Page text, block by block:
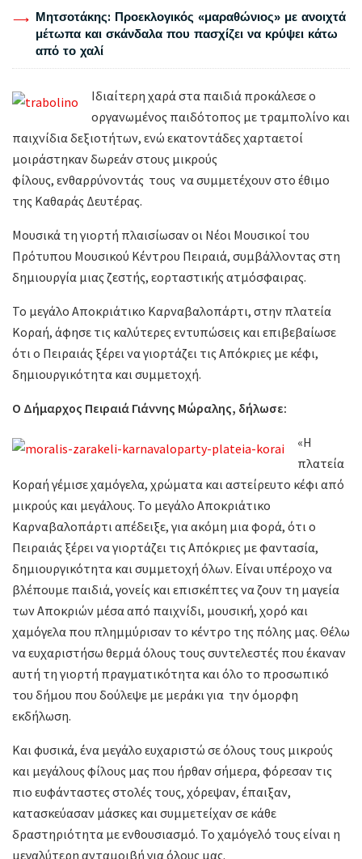
Μητσοτάκης: Προεκλογικός «μαραθώνιος» με ανοιχτά
μέτωπα και σκάνδαλα που πασχίζει να κρύψει κάτω
από το χαλί
Ιδιαίτερη χαρά στα παιδιά προκάλεσε ο
οργανωμένος παιδότοπος με τραμπολίνο και
παιχνίδια δεξιοτήτων, ενώ εκατοντάδες χαρταετοί
μοιράστηκαν δωρεάν στους μικρούς
φίλους, ενθαρρύνοντάς τους να συμμετέχουν στο έθιμο
της Καθαράς Δευτέρας.
Μουσικά τη γιορτή πλαισίωσαν οι Νέοι Μουσικοί του
Πρότυπου Μουσικού Κέντρου Πειραιά, συμβάλλοντας στη
δημιουργία μιας ζεστής, εορταστικής ατμόσφαιρας.
Το μεγάλο Αποκριάτικο Καρναβαλοπάρτι, στην πλατεία
Κοραή, άφησε τις καλύτερες εντυπώσεις και επιβεβαίωσε
ότι ο Πειραιάς ξέρει να γιορτάζει τις Απόκριες με κέφι,
δημιουργικότητα και συμμετοχή.
Ο Δήμαρχος Πειραιά Γιάννης Μώραλης, δήλωσε:
«Η
πλατεία
Κοραή γέμισε χαμόγελα, χρώματα και αστείρευτο κέφι από
μικρούς και μεγάλους. Το μεγάλο Αποκριάτικο
Καρναβαλοπάρτι απέδειξε, για ακόμη μια φορά, ότι ο
Πειραιάς ξέρει να γιορτάζει τις Απόκριες με φαντασία,
δημιουργικότητα και συμμετοχή όλων. Είναι υπέροχο να
βλέπουμε παιδιά, γονείς και επισκέπτες να ζουν τη μαγεία
των Αποκριών μέσα από παιχνίδι, μουσική, χορό και
χαμόγελα που πλημμύρισαν το κέντρο της πόλης μας. Θέλω
να ευχαριστήσω θερμά όλους τους συντελεστές που έκαναν
αυτή τη γιορτή πραγματικότητα και όλο το προσωπικό
του δήμου που δούλεψε με μεράκι για την όμορφη
εκδήλωση.
Και φυσικά, ένα μεγάλο ευχαριστώ σε όλους τους μικρούς
και μεγάλους φίλους μας που ήρθαν σήμερα, φόρεσαν τις
πιο ευφάνταστες στολές τους, χόρεψαν, έπαιξαν,
κατασκεύασαν μάσκες και συμμετείχαν σε κάθε
δραστηριότητα με ενθουσιασμό. Το χαμόγελό τους είναι η
μεγαλύτερη ανταμοιβή για όλους μας.